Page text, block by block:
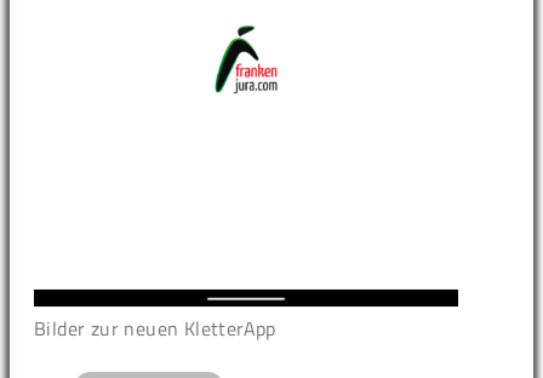
Bilder zur neuen KletterApp